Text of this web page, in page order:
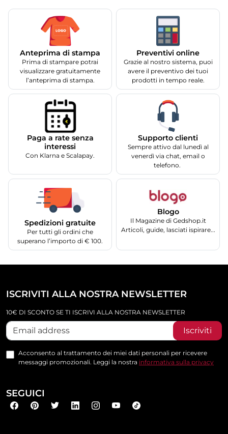
Anteprima di stampa
Prima di stampare potrai
visualizzare gratuitamente
l’anteprima di stampa.
Preventivi online
Grazie al nostro sistema, puoi
avere il preventivo dei tuoi
prodotti in tempo reale.
Paga a rate senza
interessi
Con Klarna e Scalapay.
Supporto clienti
Sempre attivo dal lunedì al
venerdì via chat, email o
telefono.
Spedizioni gratuite
Per tutti gli ordini che
superano l’importo di € 100.
Blogo
Il Magazine di Gedshop.it
Articoli, guide, lasciati ispirare...
ISCRIVITI ALLA NOSTRA NEWSLETTER
10€ DI SCONTO SE TI ISCRIVI ALLA NOSTRA NEWSLETTER
Iscriviti
Acconsento al trattamento dei miei dati personali per ricevere
messaggi promozionali. Leggi la nostra informativa sulla privacy
SEGUICI